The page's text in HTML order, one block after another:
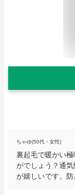
ちゃゆ(50代・女性)
裏起毛で暖かい
がでしょう？通
が嬉しいです。防